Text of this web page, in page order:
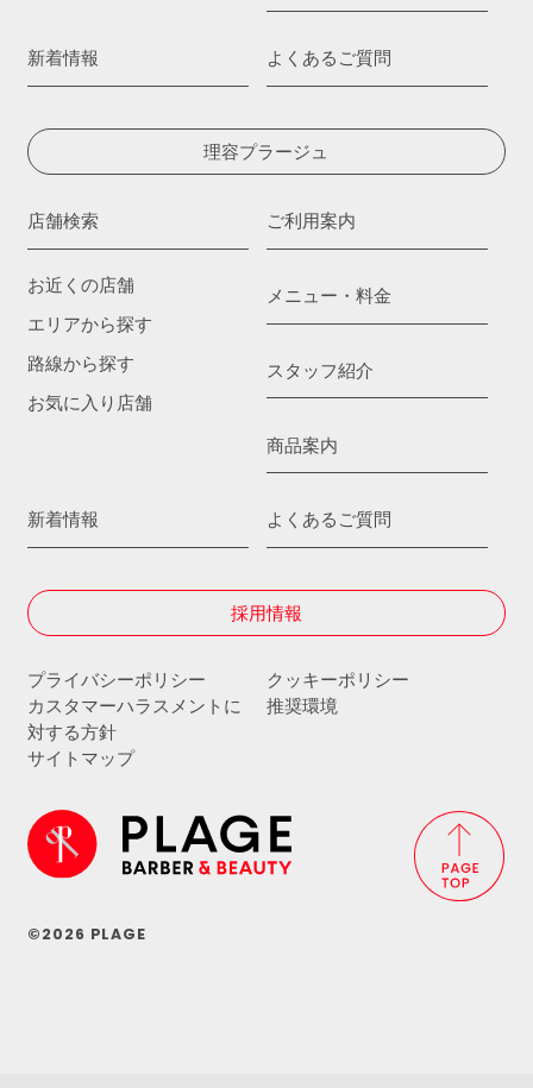
新着情報 よくあるご質問
理容プラージュ
店舗検索
お近くの店舗
エリアから探す
路線から探す
お気に入り店舗
ご利用案内
メニュー・料金
スタッフ紹介
商品案内
新着情報 よくあるご質問
採用情報
プライバシーポリシー
クッキーポリシー
カスタマーハラスメントに
対する方針
推奨環境
サイトマップ
©2026 PLAGE